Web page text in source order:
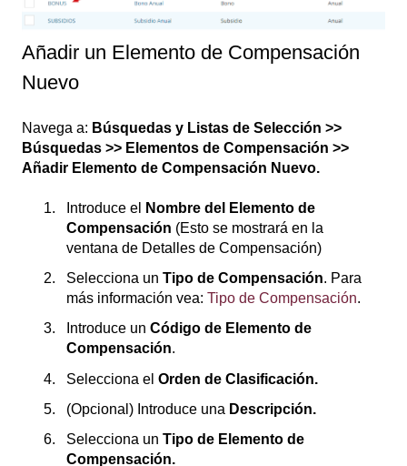
Añadir un Elemento de Compensación
Nuevo
Navega a: Búsquedas y Listas de Selección >>
Búsquedas >> Elementos de Compensación >>
Añadir Elemento de Compensación Nuevo.
Introduce el
Nombre del Elemento de
Compensación (Esto se mostrará en la
ventana de Detalles de Compensación)
Selecciona un Tipo de Compensación. Para
más información vea: Tipo de Compensación.
Introduce un Código de Elemento de
Compensación.
Selecciona el Orden de Clasificación.
(Opcional) Introduce una Descripción.
Selecciona un Tipo de Elemento de
Compensación.